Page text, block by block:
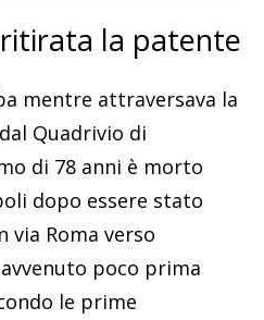
la patente
mentre attraversava la
Quadrivio di
di 78 anni è morto
dopo essere stato
via Roma verso
poco prima
le prime